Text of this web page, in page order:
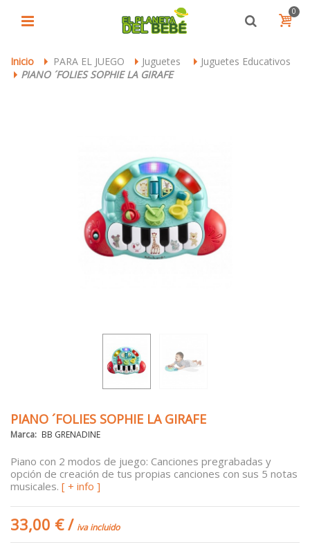
0
Inicio > PARA EL JUEGO > Juguetes > Juguetes Educativos
> PIANO ´FOLIES SOPHIE LA GIRAFE
PIANO ´FOLIES SOPHIE LA GIRAFE
Marca: BB GRENADINE
Piano con 2 modos de juego: Canciones pregrabadas y
opción de creación de tus propias canciones con sus 5 notas
musicales. [ + info ]
33,00 €/ iva incluido